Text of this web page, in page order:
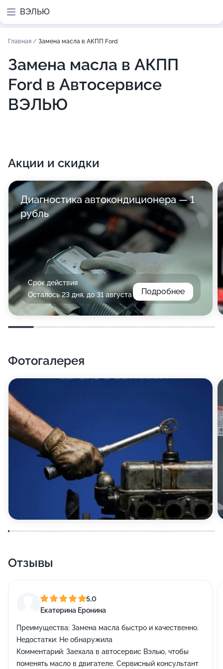
ВЭЛЬЮ
Главная / Замена масла в АКПП Ford
Замена масла в АКПП
Ford в Автосервисе
ВЭЛЬЮ
Акции и скидки
Диагностика автокондиционера — 1
рубль
Срок действия
Осталось 23 дня, до 31 августа
Подробнее
Фотогалерея
Отзывы
5,0
Екатерина Еронина
Преимущества: Замена масла быстро и качественно.
Недостатки: Не обнаружила
Комментарий: Заехала в автосервис Вэлью, чтобы
поменять масло в двигателе. Сервисный консультант